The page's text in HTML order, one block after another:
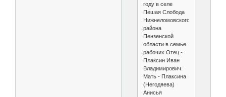
году в селе
Пешая Слобода
Нижнеломовского
района
Пензенской
области в семье
рабочих.Отец -
Плаксин Иван
Владимирович.
Мать - Плаксина
(Негодяева)
Анисья